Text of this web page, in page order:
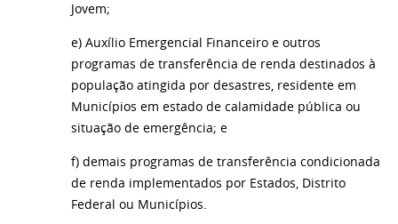
Jovem;
e) Auxílio Emergencial Financeiro e outros
programas de transferência de renda destinados à
população atingida por desastres, residente em
Municípios em estado de calamidade pública ou
situação de emergência; e
f) demais programas de transferência condicionada
de renda implementados por Estados, Distrito
Federal ou Municípios.